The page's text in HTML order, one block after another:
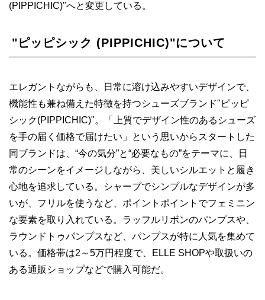
(PIPPICHIC)"へと変更している。
"ピッピシック (PIPPICHIC)"について
エレガントながらも、日常に溶け込みやすいデザインで、
機能性も兼ね備えた特徴を持つシューズブランド"ピッピ
シック(PIPPICHIC)"。「上質でデザイン性のあるシューズ
を手の届く価格で届けたい」という思いからスタートした
同ブランドは、“今の気分”と“必要なもの”をテーマに、日
常のシーンをイメージしながら、美しいシルエットと履き
心地を追求している。シャープでシンプルなデザインが多
いが、フリルを使うなど、ポイントポイントでフェミニン
な要素を取り入れている。ラッフルリボンのパンプスや、
ラウンドトゥパンプスなど、パンプスが特に人気を集めて
いる。価格帯は2～5万円程度で、ELLE SHOPや取扱いの
ある通販ショップなどで購入可能だ。